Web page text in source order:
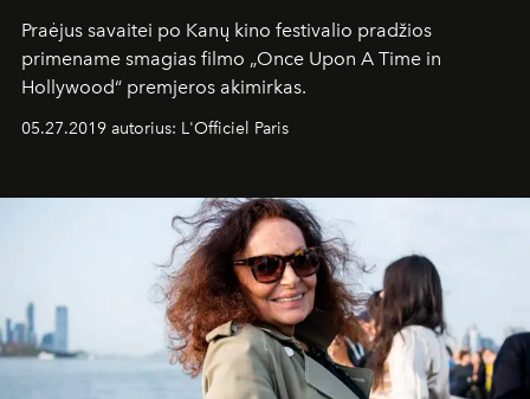
Praėjus savaitei po Kanų kino festivalio pradžios
primename smagias filmo „Once Upon A Time in
Hollywood“ premjeros akimirkas.
05.27.2019 autorius: L'Officiel Paris